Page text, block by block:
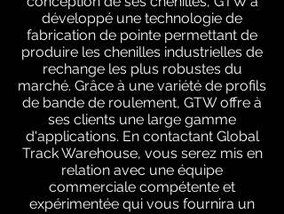
développé une technologie de
fabrication de pointe permettant de
produire les chenilles industrielles de
rechange les plus robustes du
marché. Grâce à une variété de profils
de bande de roulement, GTW offre à
ses clients une large gamme
d'applications. En contactant Global
Track Warehouse, vous serez mis en
relation avec une équipe
commerciale compétente et
expérimentée qui vous fournira un